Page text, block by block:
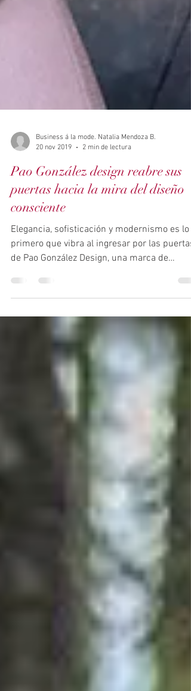
Business á la mode. Natalia Mendoza B.
20 nov 2019
2 min de lectura
Pao González design reabre sus
consciente
Elegancia, sofisticación y modernismo es lo
de Pao González Design, una marca de
origen...